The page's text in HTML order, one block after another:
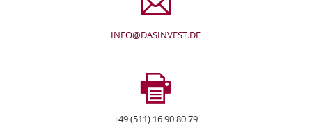
INFO@DASINVEST.DE
+49 (511) 16 90 80 79